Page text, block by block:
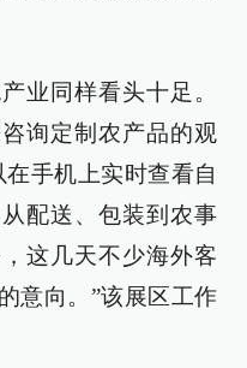
业同样看头十足。
询定制农产品的观
手机上实时查看自
配送、包装到农事
这几天不少海外客
意向。”该展区工作